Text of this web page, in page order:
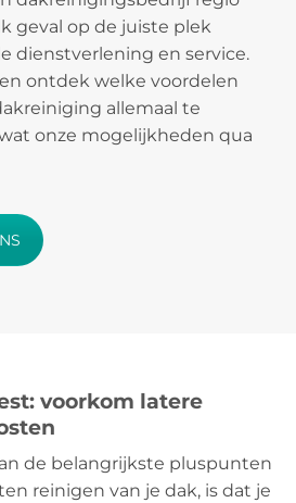
geval op de juiste plek
dienstverlening en service.
ontdek welke voordelen
allemaal te
onze mogelijkheden qua
voorkom latere
de belangrijkste pluspunten
reinigen van je dak, is dat je